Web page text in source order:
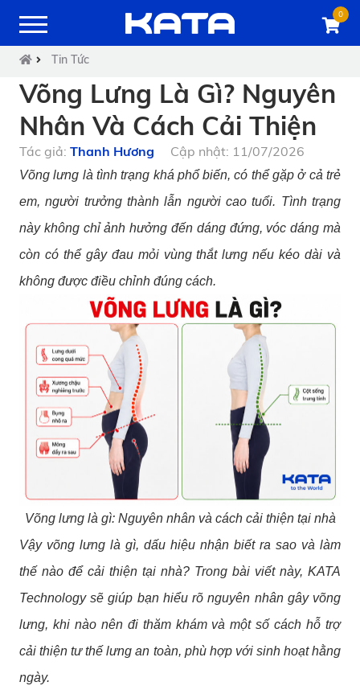
0
Tin Tức
Võng Lưng Là Gì? Nguyên
Nhân Và Cách Cải Thiện
Tác giả: Thanh Hương Cập nhật: 11/07/2026
Võng lưng là tình trạng khá phổ biến, có thể gặp ở cả trẻ
em, người trưởng thành lẫn người cao tuổi. Tình trạng
này không chỉ ảnh hưởng đến dáng đứng, vóc dáng mà
còn có thể gây đau mỏi vùng thắt lưng nếu kéo dài và
không được điều chỉnh đúng cách.
Võng lưng là gì: Nguyên nhân và cách cải thiện tại nhà
Vậy võng lưng là gì, dấu hiệu nhận biết ra sao và làm
thế nào để cải thiện tại nhà? Trong bài viết này, KATA
Technology sẽ giúp bạn hiểu rõ nguyên nhân gây võng
lưng, khi nào nên đi thăm khám và một số cách hỗ trợ
cải thiện tư thế lưng an toàn, phù hợp với sinh hoạt hằng
ngày.